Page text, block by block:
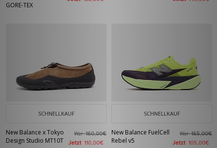
GORE-TEX
SCHNELLKAUF
New Balance x Tokyo
Design Studio MT10T
War160,00€
Jetzt 110,00€
SCHNELLKAUF
New Balance FuelCell
Rebel v5
War165,00€
Jetzt 105,00€